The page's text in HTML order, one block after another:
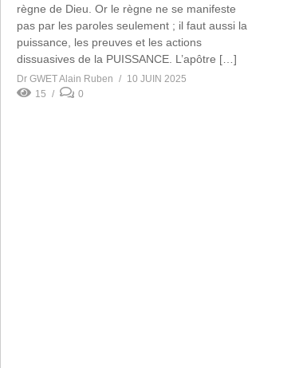
règne de Dieu. Or le règne ne se manifeste
pas par les paroles seulement ; il faut aussi la
puissance, les preuves et les actions
dissuasives de la PUISSANCE. L’apôtre […]
Dr GWET Alain Ruben
10 JUIN 2025
15
0